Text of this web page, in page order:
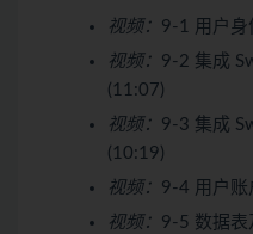
视频： 9-1 用户身
视频： 9-2 集成
(11:07)
视频： 9-3 集成
(10:19)
视频： 9-4 用户账
视频： 9-5 数据表